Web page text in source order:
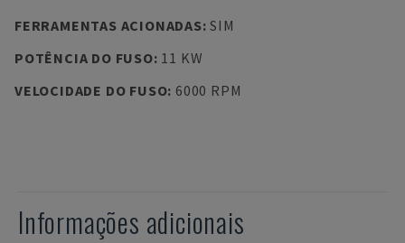
FERRAMENTAS ACIONADAS:SIM
POTÊNCIA DO FUSO: 11 KW
VELOCIDADE DO FUSO: 6000 RPM
Informações adicionais